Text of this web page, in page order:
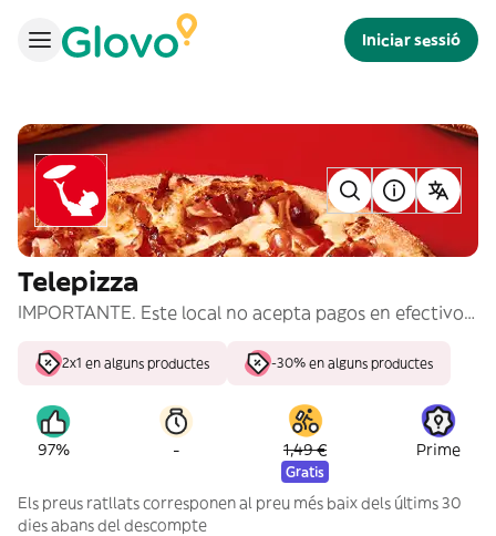
Iniciar sessió
Telepizza
IMPORTANTE. Este local no acepta pagos en efectivo. Por favor, no elegir esta opción.
2x1 en alguns productes -30% en alguns productes
97% - 1,49 €
Gratis
Prime
Els preus ratllats corresponen al preu més baix dels últims 30
dies abans del descompte